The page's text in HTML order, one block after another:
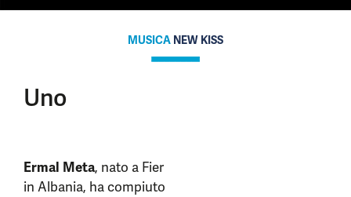
MUSICA NEW KISS
Uno
Ermal Meta, nato a Fier
in Albania, ha compiuto